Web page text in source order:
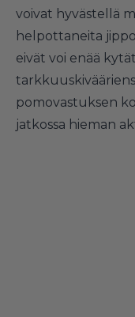
voivat hyvästellä
helpottaneita
eivät voi enää
pomovastuksen
jatkossa hieman